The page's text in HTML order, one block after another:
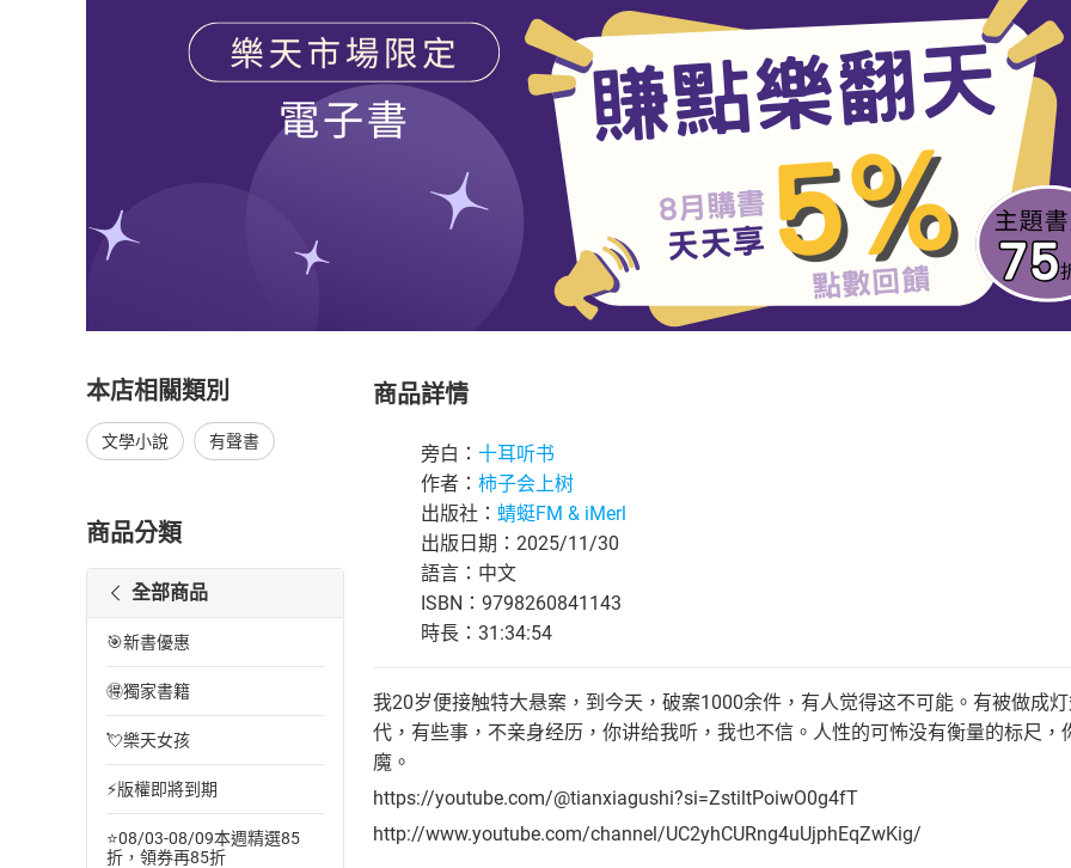
本店相關類別
文學小說 有聲書
商品分類
全部商品
🎯新書優惠
🉐獨家書籍
💘樂天女孩
⚡版權即將到期
⭐08/03-08/09本週精選85
折，領券再85折
商品詳情
旁白： 十耳听书
作者： 柿子会上树
出版社： 蜻蜓FM & iMerl
出版日期：2025/11/30
語言：中文
ISBN：9798260841143
時長：31:34:54
我20岁便接触特大悬案，到今天，破案1000余件，有人觉得这不可能。有被做成
代，有些事，不亲身经历，你讲给我听，我也不信。人性的可怖没有衡量的标尺
魔。
https://youtube.com/@tianxiagushi?si=ZstiltPoiwO0g4fT
http://www.youtube.com/channel/UC2yhCURng4uUjphEqZwKig/